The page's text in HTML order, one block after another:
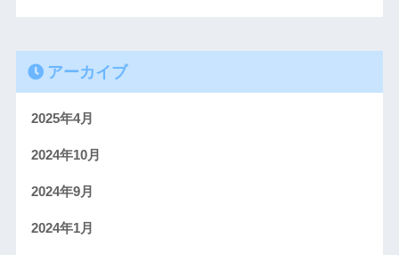
アーカイブ
2025年4月
2024年10月
2024年9月
2024年1月